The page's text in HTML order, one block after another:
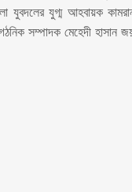
যুবদলের যুগ্ম আহবায়ক
সম্পাদক মেহেদী